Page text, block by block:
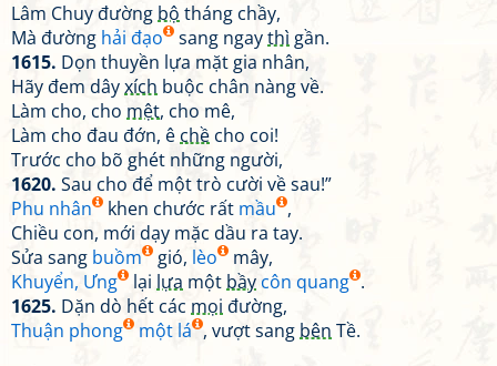
Lâm Chuy đường bộ tháng chầy,
Mà đường hải đạo sang ngaythì gần.
1615. Dọn thuyền lựa mặt gia nhân,
Hãy đem dâyxích buộc chân nàng về.
Làm cho, cho mệt, cho mê,
Làm cho đau đớn, ê chề cho coi!
Trước cho bõ ghét những người,
1620. Sau cho để một trò cười về sau!”
Phu nhân
khen chước rất mầu ,
Chiều con, mới dạy mặc dầu ra tay.
Sửa sang buồm gió, lèo
mây,
Khuyển, Ưng
lại lựa một bầy côn quang .
1625. Dặn dò hết các mọi đường,
Thuận phong
một lá , vượt sang bên Tề.